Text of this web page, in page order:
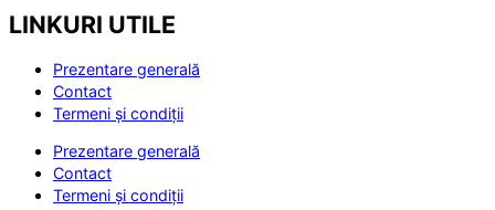
LINKURI UTILE
Prezentare generală
Contact
Termeni și condiții
Prezentare generală
Contact
Termeni și condiții